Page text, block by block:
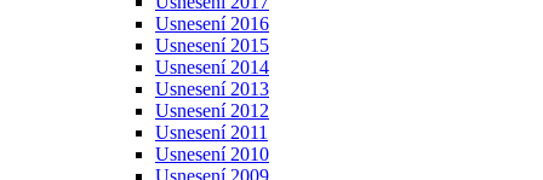
Usnesení 2016
Usnesení 2015
Usnesení 2014
Usnesení 2013
Usnesení 2012
Usnesení 2011
Usnesení 2010
Usnesení 2009